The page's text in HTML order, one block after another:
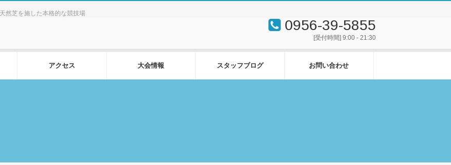
然芝を施した本格的な競技場
0956-39-5855
[受付時間] 9:00 - 21:30
アクセス 大会情報 スタッフブログ お問い合わせ